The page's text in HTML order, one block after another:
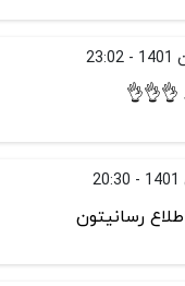
👌👌👌
رسانیتون